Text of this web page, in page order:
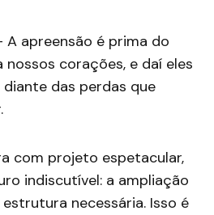
A apreensão é prima do
corações, e daí eles
das perdas que
com projeto espetacular,
indiscutível: a ampliação
necessária. Isso é